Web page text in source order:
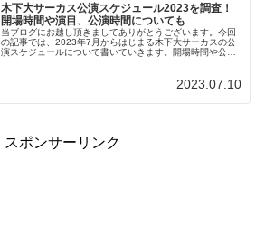
木下大サーカス公演スケジュール2023を調査！
開場時間や演目、公演時間についても
当ブログにお越し頂きましてありがとうございます。今回
の記事では、2023年7月からはじまる木下大サーカスの公
演スケジュールについて書いていきます。開場時間や公演
2023.07.10
スポンサーリンク